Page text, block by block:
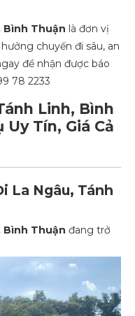
Bình Thuận là đơn vị
chuyến đi sâu, an
để nhận được báo
78 2233
Linh, Bình
Tín, Giá Cả
La Ngâu, Tánh
Bình Thuận đang trở